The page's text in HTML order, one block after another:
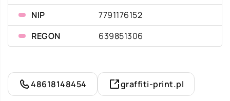
NIP
7791176152
REGON
639851306
48618148454 graffiti-print.pl